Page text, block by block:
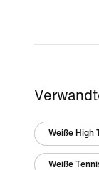
Weiße High
Weiße